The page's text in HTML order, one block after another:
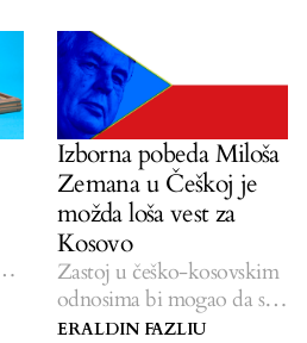
prioritetizuju nacionalne
interese.
Izborna pobeda Miloša
Zemana u Češkoj je
možda loša vest za
Kosovo
Zastoj u češko-kosovskim
odnosima bi mogao da se
nastavi.
ERALDIN FAZLIU